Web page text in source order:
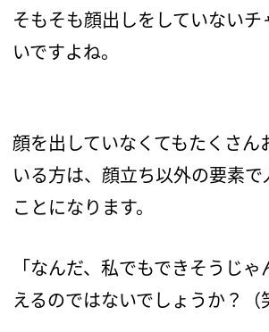
そもそも顔出しをしていない
いですよね。
顔を出していなくてもたくさん
いる方は、顔立ち以外の要素で
ことになります。
「なんだ、私でもできそうじ
えるのではないでしょうか？（